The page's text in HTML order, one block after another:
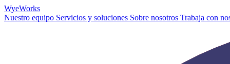
WyeWorks
Nuestro equipo Servicios y soluciones Sobre nosotros Trabaja con